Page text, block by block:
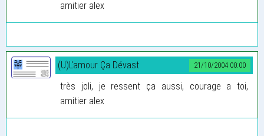
amitier alex
21/10/2004 00:00
(U)L'amour Ça Dévast
très joli, je ressent ça aussi, courage a toi,
amitier alex